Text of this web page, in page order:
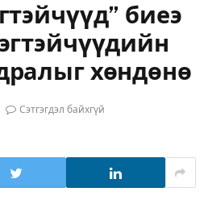
биеэ
хөндөнө
Сэтгэгдэл байхгүй